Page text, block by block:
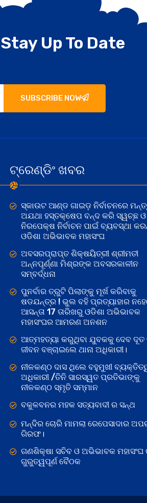
Up To Date
SUBSCRIBE NOW
ଟ୍ରେଣ୍ଡିଂ ଖବର
ସ୍କାଉଟ ଆଣ୍ଡ ଗାଇଡ଼ ନିର୍ବାଚନରେ
ଅଯଥା ହସ୍ତକ୍ଷେପ ବନ୍ଦ କରି ସ୍ୱଚ୍ଛ ଓ
ନିରପେକ୍ଷ ନିର୍ବାଚନ ପାଇଁ ବ୍ୟବସ୍ଥା
ଓଡିଶା ଅଭିଭାବକ ମହାସଂଘ
ଅବସରପ୍ରାପ୍ତ ଶିକ୍ଷୟିତ୍ରୀ ଶ୍ରୀମତୀ
ଅନ୍ନପୂର୍ଣ୍ଣା ମିଶ୍ରଙ୍କ ଅବସରକାଳୀନ
ସମ୍ବର୍ଦ୍ଧନା
ପୁନର୍ବାର ତ୍ରୁଟି ପିଲାଙ୍କୁ ମୂର୍ଖ କରିବାକୁ
ଷଡଯନ୍ତ୍ର ! ଭୁଲ ବହି ପ୍ରତ୍ୟାହାର
ଆସନ୍ତା 17 ତାରିଖରୁ ଓଡିଶା ଅଭିଭାବକ
ମହାସଂଘର ଆମରଣ ଅନଶନ
ଆତ୍ମହତ୍ୟା କରୁଥିବା ଯୁବକକୁ ଦେବ ଦୂତ
ଜୀବନ ବଞ୍ଚାଇଲେ ଥାନା ଅଧିକାରୀ।
ନୀଳକଣ୍ଠ ଦାସ ଥିଲେ ବହୁମୁଖୀ
ଅଧିକାରୀ /ତିନି ସାରସ୍ୱତ ପ୍ରତିଭାଙ୍କୁ
ନୀଳକଣ୍ଠ ସ୍ମୃତି ସମ୍ମାନ
ବକୁଳବନର ମହକ ସତ୍ୟବାଦୀ ର ସନ୍ଥ
ମନ୍ଦିର ଚୋରି ମାମଲା ରେପେସାଦାର
ଗିରଫ।
ଗଣଶିକ୍ଷା ସଚିବ ଓ ଅଭିଭାବକ ମହାସଂଘ
ଗୁରୁତ୍ୱପୂର୍ଣ ବୈଠକ